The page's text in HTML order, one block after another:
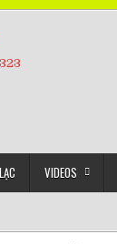
VIDEOS